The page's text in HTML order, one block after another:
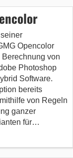
Opencolor
von
Photoshop
Software.
bereits
von Regeln
ganzer
für…